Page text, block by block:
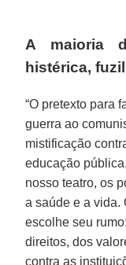
A maioria
histérica, fuzil
“O pretexto para
guerra ao
mistificação
educação
nosso teatro, os
a saúde e a vida.
escolhe seu
direitos, dos
contra as